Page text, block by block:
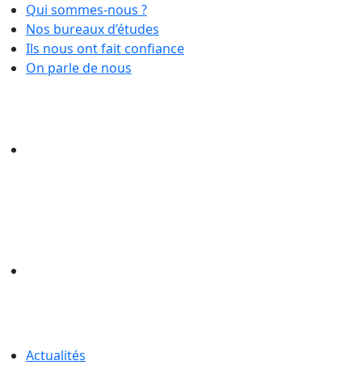
Qui sommes-nous ?
Nos bureaux d’études
Ils nous ont fait confiance
On parle de nous
Actualités